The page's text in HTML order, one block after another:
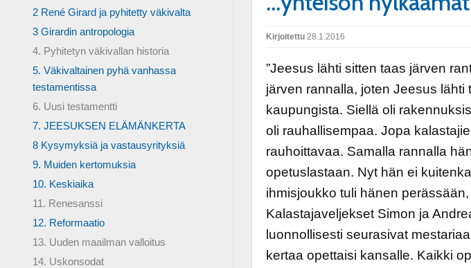
Kirjoitettu28.1.2016
”Jeesus lähti sitten taas järven
järven rannalla, joten Jeesus
kaupungista. Siellä oli
oli rauhallisempaa. Jopa
rauhoittavaa. Samalla rannalla
opetuslastaan. Nyt hän ei
ihmisjoukko tuli hänen
Kalastajaveljekset Simon ja
luonnollisesti seurasivat
kertaa opettaisi kansalle. Kaikki
2 René Girard ja pyhitetty väkivalta
3 Girardin antropologia
4. Pyhitetyn väkivallan historia
5. Väkivaltainen pyhä vanhassa
testamentissa
6. Uusi testamentti
7. JEESUKSEN ELÄMÄNKERTA
8 Kysymyksiä ja vastausyrityksiä
9. Muiden kertomuksia
10. Keskiaika
11. Renesanssi
12. Reformaatio
13. Uuden maailman valloitus
14. Uskonsodat